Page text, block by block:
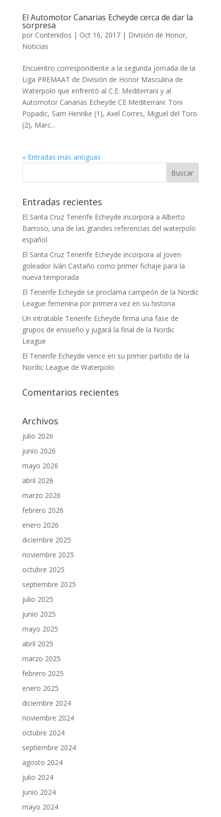
El Automotor Canarias Echeyde cerca de dar la
sorpresa
por Contenidos | Oct 16, 2017| División de Honor,
Noticias
Encuentro correspondiente a la segunda jornada de la
Liga PREMAAT de División de Honor Masculina de
Waterpolo que enfrentó al C.E. Mediterrani y al
Automotor Canarias Echeyde CE Mediterrani: Toni
Popadic, Sam Henrike (1), Axel Corres, Miguel del Toro
(2), Marc...
« Entradas más antiguas
Entradas recientes
El Santa Cruz Tenerife Echeyde incorpora a Alberto
Barroso, una de las grandes referencias del waterpolo
español
El Santa Cruz Tenerife Echeyde incorpora al joven
goleador Iván Castaño como primer fichaje para la
nueva temporada
El Tenerife Echeyde se proclama campeón de la Nordic
League femenina por primera vez en su historia
Un intratable Tenerife Echeyde firma una fase de
grupos de ensueño y jugará la final de la Nordic
League
El Tenerife Echeyde vence en su primer partido de la
Nordic League de Waterpolo
Comentarios recientes
Archivos
julio 2026
junio 2026
mayo 2026
abril 2026
marzo 2026
febrero 2026
enero 2026
diciembre 2025
noviembre 2025
octubre 2025
septiembre 2025
julio 2025
junio 2025
mayo 2025
abril 2025
marzo 2025
febrero 2025
enero 2025
diciembre 2024
noviembre 2024
octubre 2024
septiembre 2024
agosto 2024
julio 2024
junio 2024
mayo 2024